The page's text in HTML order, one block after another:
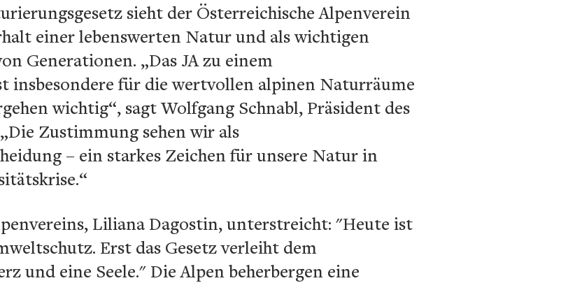
sieht der Österreichische Alpenverein
einer lebenswerten Natur und als wichtigen
Generationen. „Das JA zu einem
insbesondere für die wertvollen alpinen Naturräume
wichtig“, sagt Wolfgang Schnabl, Präsident des
Zustimmung sehen wir als
– ein starkes Zeichen für unsere Natur in
Liliana Dagostin, unterstreicht: "Heute ist
Erst das Gesetz verleiht dem
und eine Seele." Die Alpen beherbergen eine